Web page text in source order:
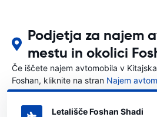
Podjetja za najem
mestu in okolici
Če iščete najem avtomobila v
Foshan, kliknite na stran Najem
izberete, v katerem mestu v Kitajska
Letališče Foshan Shadi